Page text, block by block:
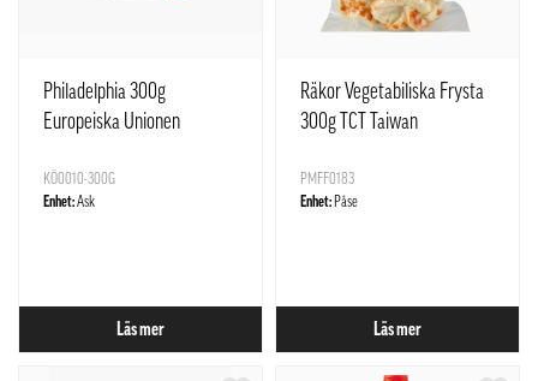
Philadelphia 300g
Europeiska Unionen
KÖ0010-300G
Enhet:Ask
Läs mer
Räkor Vegetabiliska Frysta
300g TCT Taiwan
PMFF0183
Enhet: Påse
Läs mer